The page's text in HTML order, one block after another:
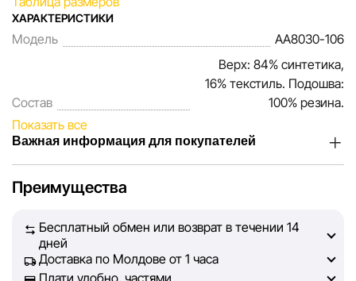
ХАРАКТЕРИСТИКИ
Модель AA8030-106
Состав
Верх: 84% синтетика,
16% текстиль. Подошва:
100% резина.
Показать все
Важная информация для покупателей
наших покупателей. Каждый день мы работаем над тем,
на сайте, была максимально полной, объективной и
актуальной. Наша цель — обеспечить вас достоверной
информацией, чтобы вы смогли принять лучшее
Преимущества
Бесплатный обмен или возврат в течении 14
дней
Доставка по Молдове от 1 часа